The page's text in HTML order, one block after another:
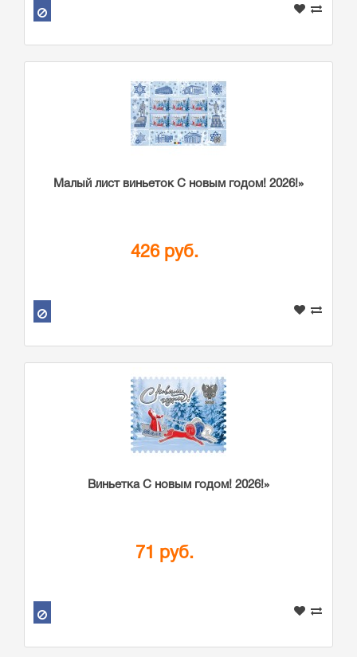
Малый лист виньеток С новым годом! 2026!»
426 руб.
Виньетка С новым годом! 2026!»
71 руб.